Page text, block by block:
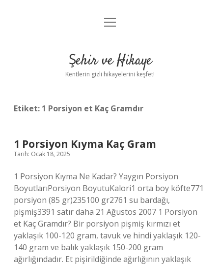
Anasayfa
Yasal Uyarı
menüyü
Şehir ve Hikaye
Kentlerin gizli hikayelerini keşfet!
Etiket: 1 Porsiyon et Kaç Gramdır
1 Porsiyon Kıyma Kaç Gram
Tarih: Ocak 18, 2025
1 Porsiyon Kıyma Ne Kadar? Yaygın Porsiyon
BoyutlarıPorsiyon BoyutuKalori1 orta boy köfte771
porsiyon (85 gr)235100 gr2761 su bardağı,
pişmiş3391 satır daha 21 Ağustos 2007 1 Porsiyon
et Kaç Gramdır? Bir porsiyon pişmiş kırmızı et
yaklaşık 100-120 gram, tavuk ve hindi yaklaşık 120-
140 gram ve balık yaklaşık 150-200 gram
ağırlığındadır. Et pişirildiğinde ağırlığının yaklaşık